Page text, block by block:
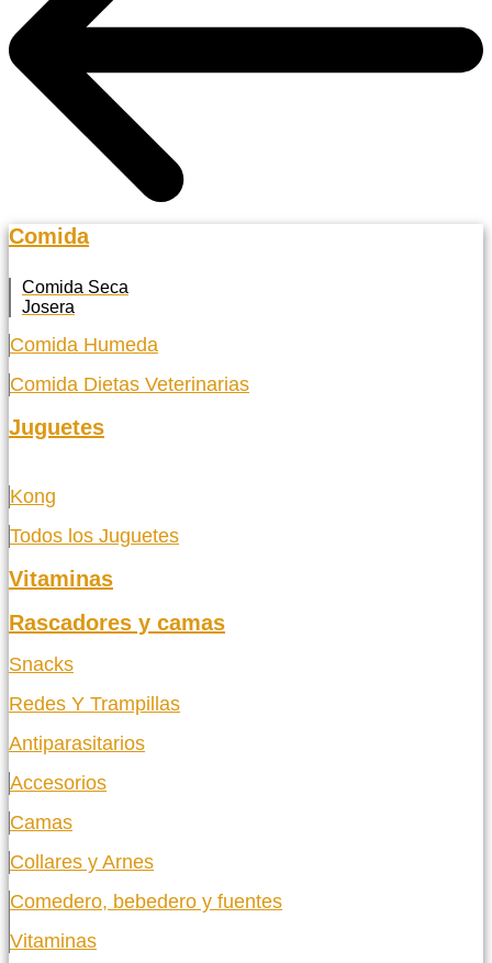
Comida
Comida Seca
Josera
Comida Humeda
Comida Dietas Veterinarias
Juguetes
Kong
Todos los Juguetes
Vitaminas
Rascadores y camas
Snacks
Redes Y Trampillas
Antiparasitarios
Accesorios
Camas
Collares y Arnes
Comedero, bebedero y fuentes
Vitaminas